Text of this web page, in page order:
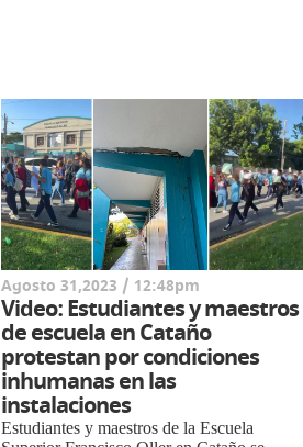
Agosto 31,2023 / 12:48pm
Video: Estudiantes y maestros
de escuela en Cataño
protestan por condiciones
inhumanas en las
instalaciones
Estudiantes y maestros de la Escuela